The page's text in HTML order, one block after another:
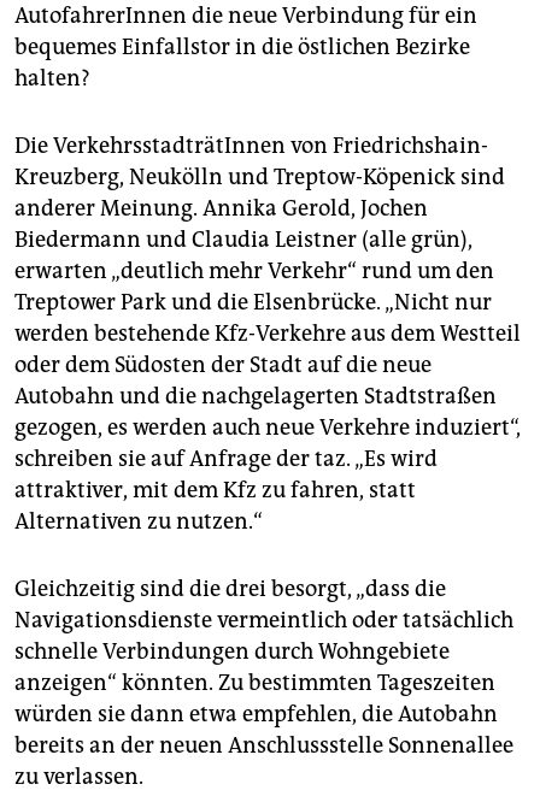
AutofahrerInnen die neue Verbindung für ein
bequemes Einfallstor in die östlichen Bezirke
halten?
Die VerkehrsstadträtInnen von Friedrichshain-
Kreuzberg, Neukölln und Treptow-Köpenick sind
anderer Meinung. Annika Gerold, Jochen
Biedermann und Claudia Leistner (alle grün),
erwarten „deutlich mehr Verkehr“ rund um den
Treptower Park und die Elsenbrücke. „Nicht nur
werden bestehende Kfz-Verkehre aus dem Westteil
oder dem Südosten der Stadt auf die neue
Autobahn und die nachgelagerten Stadtstraßen
gezogen, es werden auch neue Verkehre induziert“,
schreiben sie auf Anfrage der taz. „Es wird
attraktiver, mit dem Kfz zu fahren, statt
Alternativen zu nutzen.“
Gleichzeitig sind die drei besorgt, „dass die
Navigationsdienste vermeintlich oder tatsächlich
schnelle Verbindungen durch Wohngebiete
anzeigen“ könnten. Zu bestimmten Tageszeiten
würden sie dann etwa empfehlen, die Autobahn
bereits an der neuen Anschlussstelle Sonnenallee
zu verlassen.